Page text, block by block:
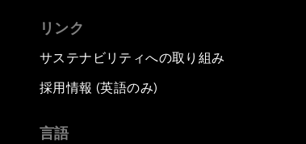
リンク
サステナビリティへの取り組み
採用情報 (英語のみ)
言語